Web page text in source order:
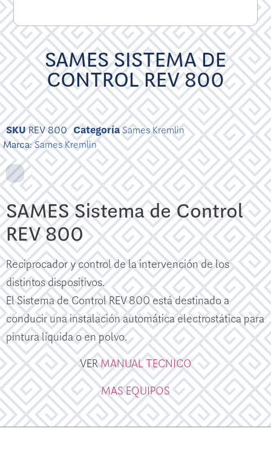
SAMES SISTEMA DE
CONTROL REV 800
SKUREV 800 CategoríaSames Kremlin
Marca:Sames Kremlin
SAMES Sistema de Control
REV 800
Reciprocador y control de la intervención de los
distintos dispositivos.
El Sistema de Control REV 800 está destinado a
conducir una instalación automática electrostática para
pintura líquida o en polvo.
VERMANUAL TECNICO
MAS EQUIPOS